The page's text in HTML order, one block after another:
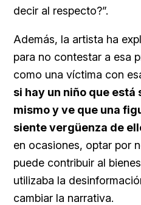
decir al respecto?”.
Además, la artista ha
para no contestar a esa
como una víctima con
si hay un niño que está
mismo y ve que una
siente vergüenza de
en ocasiones, optar por
puede contribuir al
utilizaba la
cambiar la narrativa.